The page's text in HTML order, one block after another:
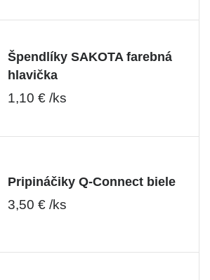
Špendlíky SAKOTA farebná
hlavička
1,10 € /ks
Pripináčiky Q-Connect biele
3,50 € /ks